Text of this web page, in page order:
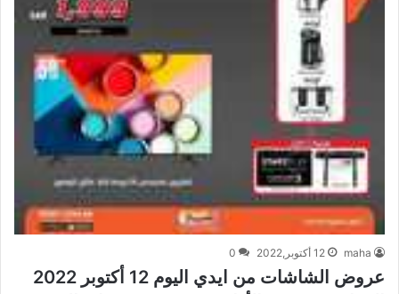
maha 12 أكتوبر,2022 0
عروض الشاشات من ايدي اليوم 12 أكتوبر 2022